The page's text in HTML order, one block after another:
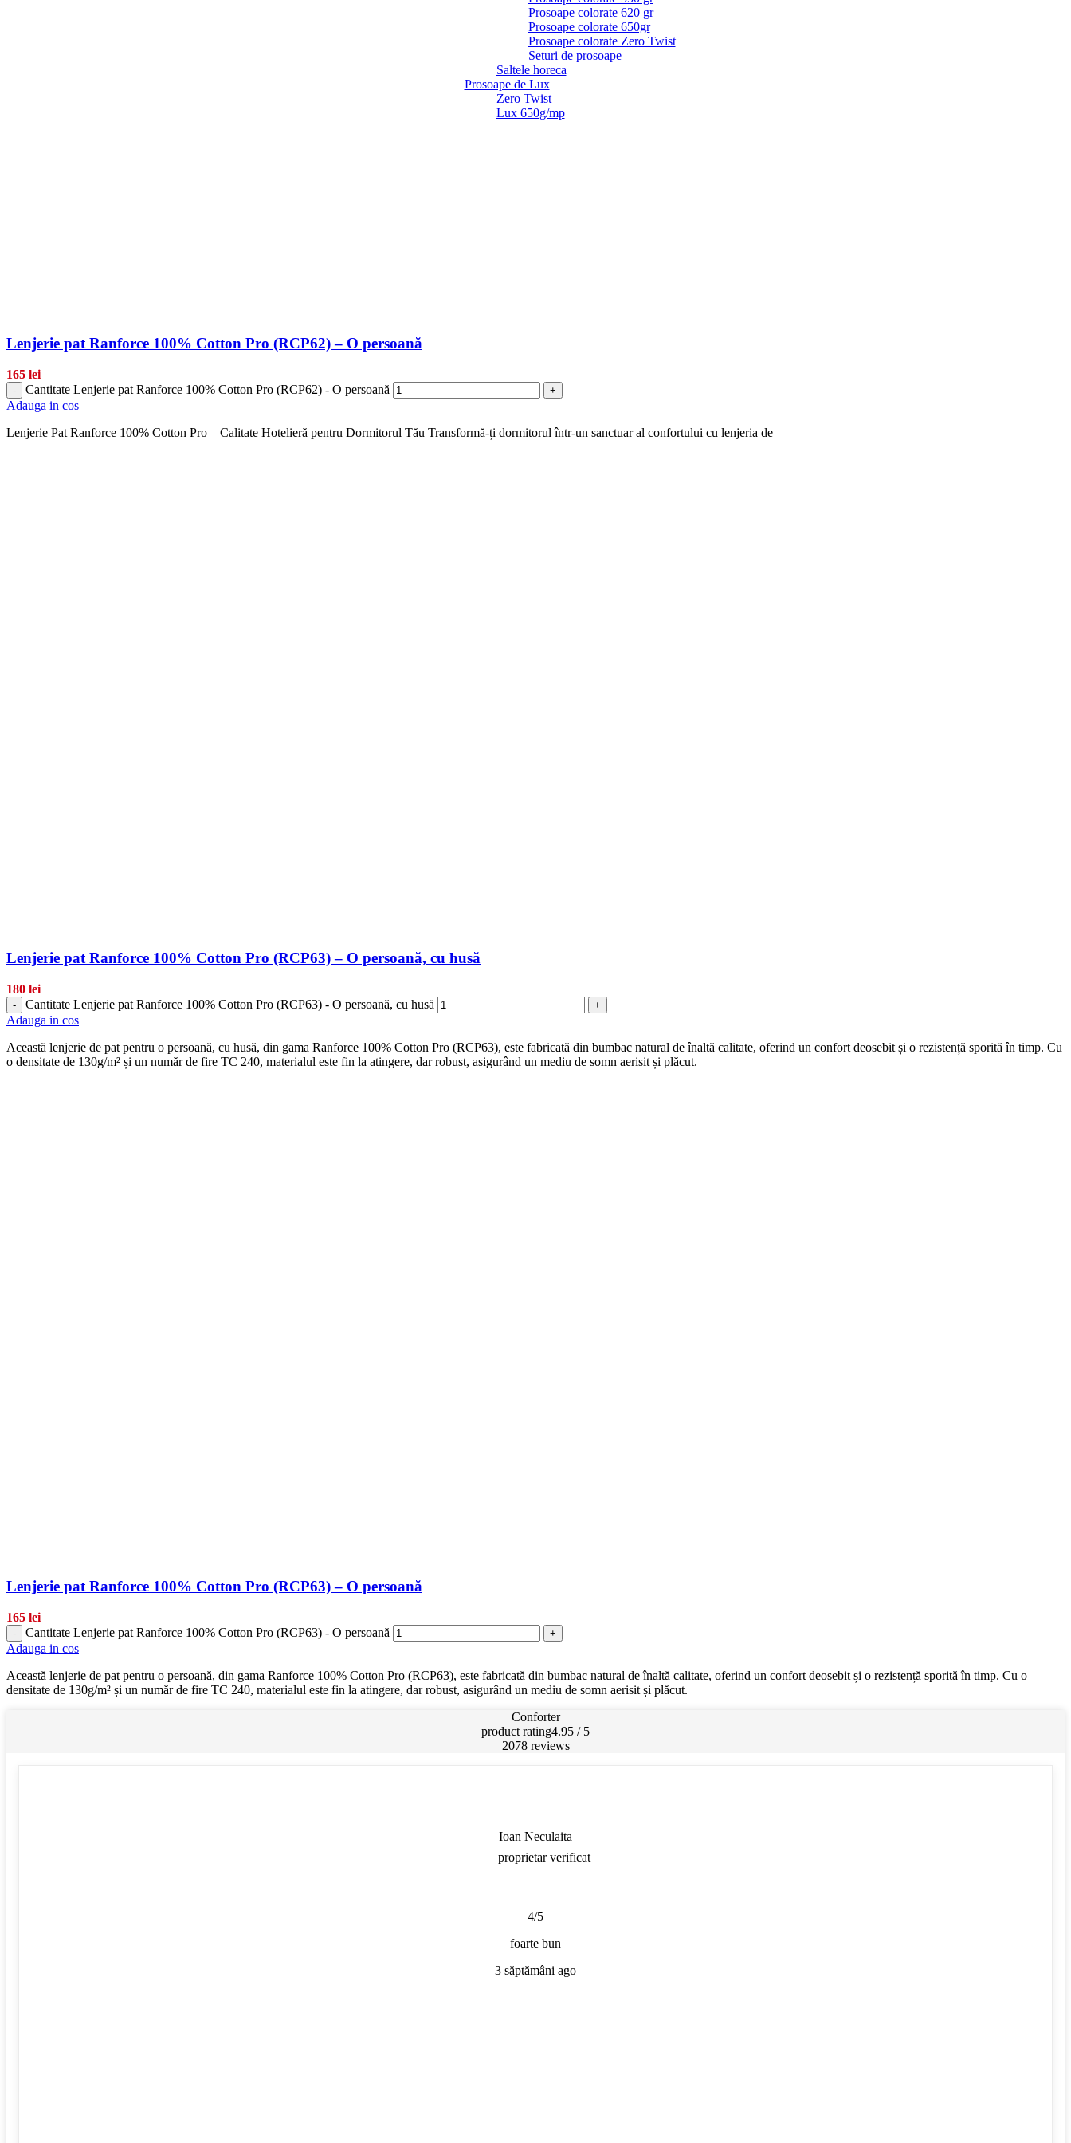
Prosoape colorate 620 gr
Prosoape colorate 650gr
Prosoape colorate Zero Twist
Seturi de prosoape
Saltele horeca
Prosoape de Lux
Zero Twist
Lux 650g/mp
Lenjerie pat Ranforce 100% Cotton Pro (RCP62) – O persoană
165 lei
- Cantitate Lenjerie pat Ranforce 100% Cotton Pro (RCP62) - O persoană +
Adauga in cos
Lenjerie Pat Ranforce 100% Cotton Pro – Calitate Hotelieră pentru Dormitorul Tău Transformă-ți dormitorul într-un sanctuar al confortului cu lenjeria de
Lenjerie pat Ranforce 100% Cotton Pro (RCP63) – O persoană, cu husă
180 lei
- Cantitate Lenjerie pat Ranforce 100% Cotton Pro (RCP63) - O persoană, cu husă +
Adauga in cos
Această lenjerie de pat pentru o persoană, cu husă, din gama Ranforce 100% Cotton Pro (RCP63), este fabricată din bumbac natural de înaltă calitate, oferind un confort deosebit și o rezistență sporită în timp. Cu
o densitate de 130g/m² și un număr de fire TC 240, materialul este fin la atingere, dar robust, asigurând un mediu de somn aerisit și plăcut.
Lenjerie pat Ranforce 100% Cotton Pro (RCP63) – O persoană
165 lei
- Cantitate Lenjerie pat Ranforce 100% Cotton Pro (RCP63) - O persoană +
Adauga in cos
Această lenjerie de pat pentru o persoană, din gama Ranforce 100% Cotton Pro (RCP63), este fabricată din bumbac natural de înaltă calitate, oferind un confort deosebit și o rezistență sporită în timp. Cu o
densitate de 130g/m² și un număr de fire TC 240, materialul este fin la atingere, dar robust, asigurând un mediu de somn aerisit și plăcut.
Conforter
product rating4.95 / 5
2078 reviews
Ioan Neculaita
proprietar verificat
4/5
foarte bun
3 săptămâni ago